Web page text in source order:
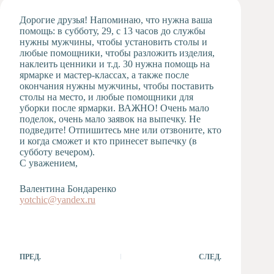
студия
Музыкальное
отделение
Психологическая
Служба
Тьюторская
служба
Дорогие друзья! Напоминаю, что нужна ваша
помощь: в субботу, 29, с 13 часов до службы
нужны мужчины, чтобы установить столы и
любые помощники, чтобы разложить изделия,
наклеить ценники и т.д. 30 нужна помощь на
ярмарке и мастер-классах, а также после
окончания нужны мужчины, чтобы поставить
столы на место, и любые помощники для
уборки после ярмарки. ВАЖНО! Очень мало
поделок, очень мало заявок на выпечку. Не
подведите! Отпишитесь мне или отзвоните, кто
и когда сможет и кто принесет выпечку (в
субботу вечером).
С уважением,
Валентина Бондаренко
yotchic@yandex.ru
ПРЕД. СЛЕД.